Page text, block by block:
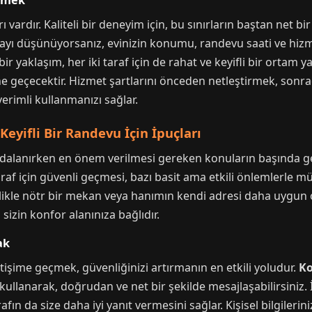
vardır. Kaliteli bir deneyim için, bu sınırların baştan net
düşünüyorsanız, evinizin konumu, randevu saati ve
yaklaşım, her iki taraf için de rahat ve keyifli bir ortam
geçecektir. Hizmet şartlarını önceden netleştirmek,
kullanmanızı sağlar.
Bir Randevu İçin İpuçları
en önem verilmesi gereken konuların başında
için güvenli geçmesi, bazı basit ama etkili önlemlerle
nötr bir mekan veya hanımın kendi adresi daha
konfor alanınıza bağlıdır.
geçmek, güvenliğinizi artırmanın en etkili yoludur.
doğrudan ve net bir şekilde mesajlaşabilirsiniz.
da size daha iyi yanıt vermesini sağlar. Kişisel